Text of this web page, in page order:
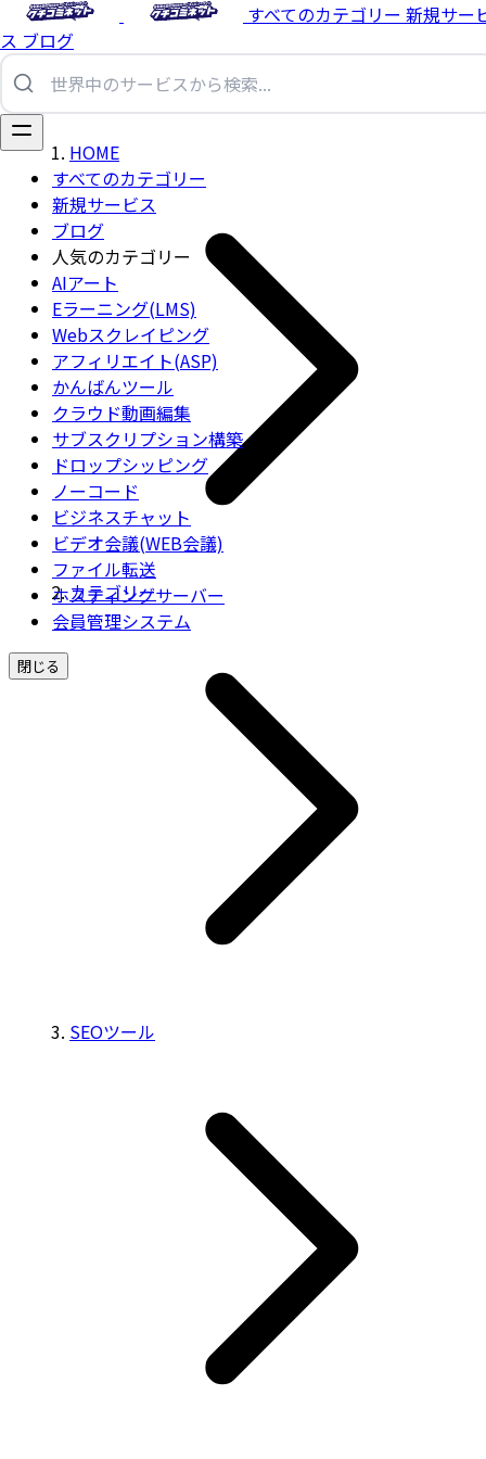
すべてのカテゴリー 新規サー
ス ブログ
すべてのカテゴリー
新規サービス
ブログ
人気のカテゴリー
AIアート
Eラーニング(LMS)
Webスクレイピング
アフィリエイト(ASP)
かんばんツール
クラウド動画編集
サブスクリプション構築
ドロップシッピング
ノーコード
ビジネスチャット
ビデオ会議(WEB会議)
ファイル転送
ホスティングサーバー
会員管理システム
閉じる
HOME
カテゴリー
SEOツール